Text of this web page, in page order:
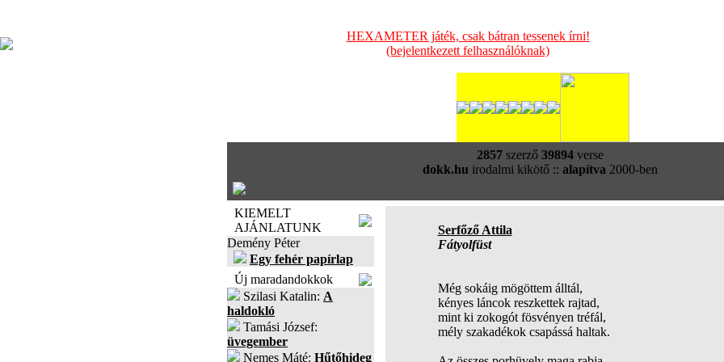
HEXAMETER játék, csak bátran tessenek írni!
(bejelentkezett felhasználóknak)
2857szerző 39894verse
dokk.hu irodalmi kikötő :: alapítva 2000-ben
KIEMELT
AJÁNLATUNK
Demény Péter
Egy fehér papírlap
Új maradandokkok
Szilasi Katalin: A
haldokló
Tamási József:
üvegember
Nemes Máté: Hűtőhideg
Serfőző Attila
Fátyolfüst
Még sokáig mögöttem álltál,
kényes láncok reszkettek rajtad,
mint ki zokogót fösvényen tréfál,
mély szakadékok csapássá haltak.